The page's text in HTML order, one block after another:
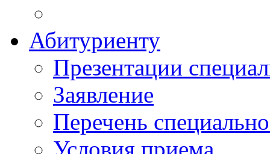
Абитуриенту
Презентации
Заявление
Перечень